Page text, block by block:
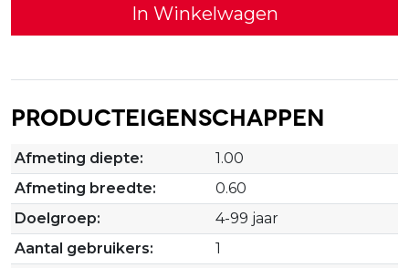
In Winkelwagen
Producteigenschappen
Afmeting diepte:
1.00
Afmeting breedte:
0.60
Doelgroep:
4-99 jaar
Aantal gebruikers:
1